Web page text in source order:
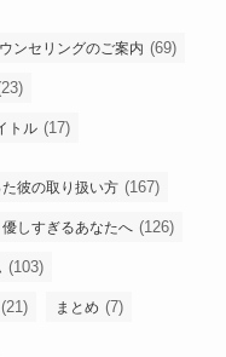
ンセリングのご案内 (69)
トル (17)
た彼の取り扱い方 (167)
優しすぎるあなたへ (126)
(103)
(21) まとめ (7)